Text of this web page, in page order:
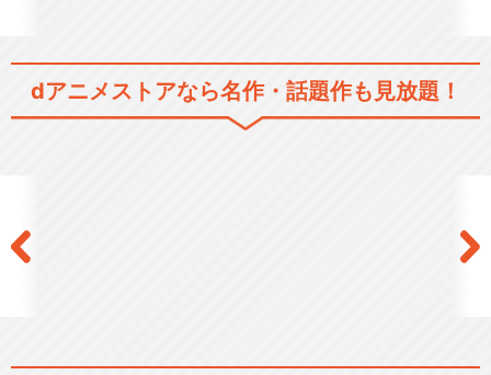
ポケットモンスター 第101
dアニメストアなら名作・話題作も見放題！